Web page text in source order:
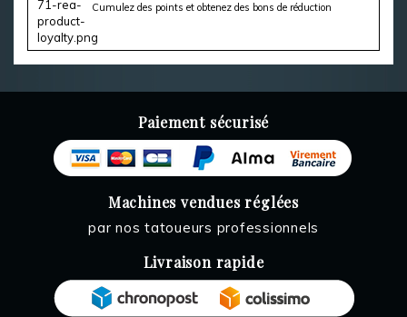
Cumulez des points et obtenez des bons de réduction
Paiement sécurisé
Machines vendues réglées
par nos tatoueurs professionnels
Livraison rapide